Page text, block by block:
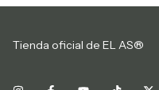
Tienda oficial de EL AS®